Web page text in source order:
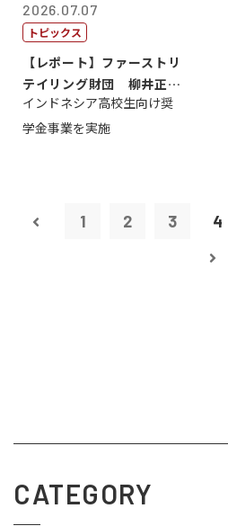
2026.07.07
トピックス
【レポート】ファーストリ
テイリング財団 柳井正
理事長
インドネシア高校生向け奨
学金事業を実施
1 2 3 4
CATEGORY